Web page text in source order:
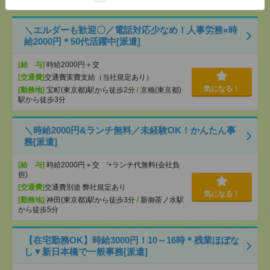
＼エルダーも歓迎〇／電話対応少なめ！人事労務×時
給2000円＊50代活躍中[派遣]
[給 与] 時給2000円＋交
[交通費]交通費実費支給（当社規定あり）
[勤務地] 宝町(東京都)駅から徒歩2分 / 京橋(東京都)
駅から徒歩3分
気になる！
＼時給2000円&ランチ無料／未経験OK！かんたん事
務[派遣]
[給 与] 時給2000円＋交 '+ランチ代無料(会社負
担)
[交通費]交通費別途 弊社規定あり
[勤務地] 神田(東京都)駅から徒歩3分 / 新御茶ノ水駅
から徒歩5分
気になる！
【在宅勤務OK】時給3000円！10～16時＊残業ほぼな
し▼新日本橋で一般事務[派遣]